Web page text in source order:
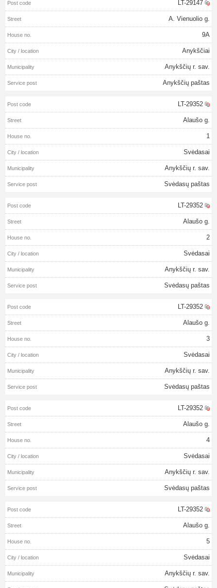
LT-29147
A. Vienuolio g.
9A
Anykščiai
Anykščių r. sav.
Anykščių paštas
LT-29352
Alaušo g.
1
Svėdasai
Anykščių r. sav.
Svėdasų paštas
LT-29352
Alaušo g.
2
Svėdasai
Anykščių r. sav.
Svėdasų paštas
LT-29352
Alaušo g.
3
Svėdasai
Anykščių r. sav.
Svėdasų paštas
LT-29352
Alaušo g.
4
Svėdasai
Anykščių r. sav.
Svėdasų paštas
LT-29352
Alaušo g.
5
Svėdasai
Anykščių r. sav.